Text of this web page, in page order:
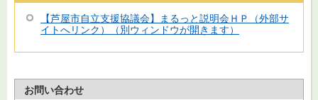
【芦屋市自立支援協議会】まるっと説明会ＨＰ（外部サ
イトへリンク）（別ウィンドウが開きます）
お問い合わせ